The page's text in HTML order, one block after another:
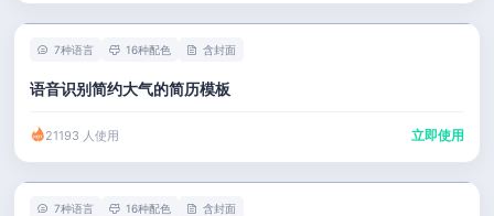
7种语言 16种配色 含封面
语音识别简约大气的简历模板
21193 人使用 立即使用
7种语言 16种配色 含封面